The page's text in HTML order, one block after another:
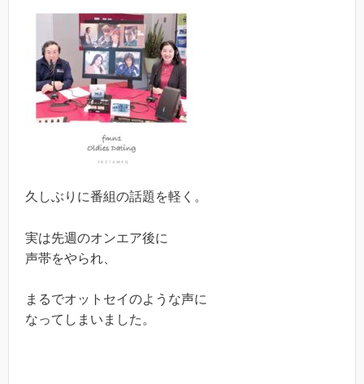
久しぶりに番組の話題を軽く。
実は先週のオンエア後に
声帯をやられ、
まるでオットセイのような声に
なってしまいました。